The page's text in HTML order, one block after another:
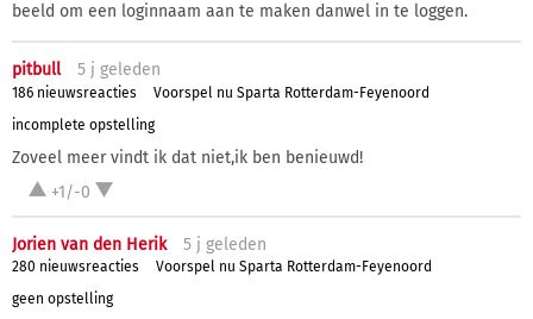
beeld om een loginnaam aan te maken danwel in te loggen.
pitbull 5 j geleden
186 nieuwsreacties
Voorspel nu Sparta Rotterdam-Feyenoord
incomplete opstelling
Zoveel meer vindt ik dat niet,ik ben benieuwd!
+1/-0
Jorien van den Herik 5 j geleden
280 nieuwsreacties
Voorspel nu Sparta Rotterdam-Feyenoord
geen opstelling